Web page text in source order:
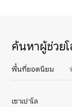
ค้นหาผู้ช่วย
พื้นที่ยอดนิยม
เซาเปาโล